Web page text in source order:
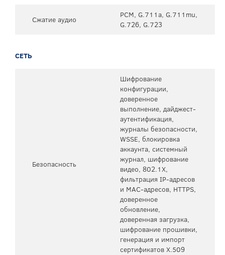
Сжатие аудио
PCM, G.711a, G.711mu,
G.726, G.723
СЕТЬ
Безопасность
Шифрование
конфигурации,
доверенное
выполнение, дайджест-
аутентификация,
журналы безопасности,
WSSE, блокировка
аккаунта, системный
журнал, шифрование
видео, 802.1X,
фильтрация IP-адресов
и MAC-адресов, HTTPS,
доверенное
обновление,
доверенная загрузка,
шифрование прошивки,
генерация и импорт
сертификатов X.509